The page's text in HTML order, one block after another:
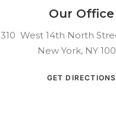
Our Office
310 West 14th North
New York, NY
GET DIRECTIONS